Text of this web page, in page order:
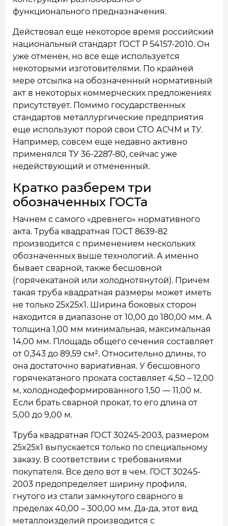
функционального предназначения.
Действовал еще некоторое время российский
национальный стандарт ГОСТ Р 54157-2010. Он
уже отменен, но все еще используется
некоторыми изготовителями. По крайней
мере отсылка на обозначенный нормативный
акт в некоторых коммерческих предложениях
присутствует. Помимо государственных
стандартов металлургические предприятия
еще используют порой свои СТО АСЧМ и ТУ.
Например, совсем еще недавно активно
применялся ТУ 36-2287-80, сейчас уже
недействующий и отмененный.
Кратко разберем три
обозначенных ГОСТа
Начнем с самого «древнего» нормативного
акта. Труба квадратная ГОСТ 8639-82
производится с применением нескольких
обозначенных выше технологий. А именно
бывает сварной, также бесшовной
(горячекатаной или холоднотянутой). Причем
такая труба квадратная размеры может иметь
не только 25x25x1. Ширина боковых сторон
находится в диапазоне от 10,00 до 180,00 мм. А
толщина 1,00 мм минимальная, максимальная
14,00 мм. Площадь общего сечения составляет
от 0,343 до 89,59 см². Относительно длины, то
она достаточно вариативная. У бесшовного
горячекатаного проката составляет 4,50 – 12,00
м, холоднодеформированного 1,50 — 11,00 м.
Если брать сварной прокат, то его длина от
5,00 до 9,00 м.
Труба квадратная ГОСТ 30245-2003, размером
25x25x1 выпускается только по специальному
заказу. В соответствии с требованиями
покупателя. Все дело вот в чем. ГОСТ 30245-
2003 предопределяет ширину профиля,
гнутого из стали замкнутого сварного в
пределах 40,00 – 300,00 мм. Да-да, этот вид
металлоизделий производится с